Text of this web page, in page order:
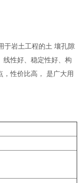
岩土工程的土 壤孔隙
线性好、稳定性好、构
，性价比高， 是广大用